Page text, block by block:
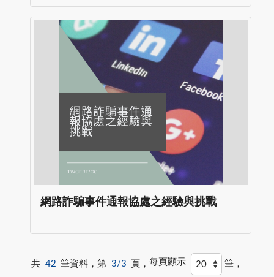
網路詐騙事件通報協處之經驗與挑戰
共 42 筆資料，第 3/3 頁， 每頁顯示 筆，